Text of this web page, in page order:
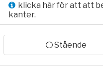
klicka här för att att
kanter.
Stående